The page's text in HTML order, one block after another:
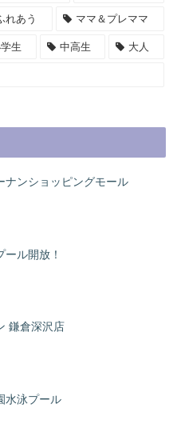
生 大人
ママ＆プレママ
中高生
れあう
ナンショッピングモール
ール開放！
鎌倉深沢店
水泳プール